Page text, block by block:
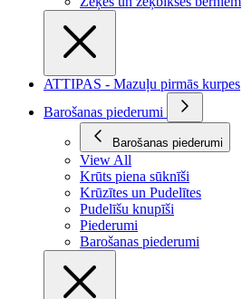
ATTIPAS - Mazuļu pirmās kurpes
Barošanas piederumi
Barošanas piederumi
View All
Krūts piena sūknīši
Krūzītes un Pudelītes
Pudelīšu knupīši
Piederumi
Barošanas piederumi